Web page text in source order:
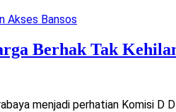
Berhak Tak
menjadi perhatian Komisi